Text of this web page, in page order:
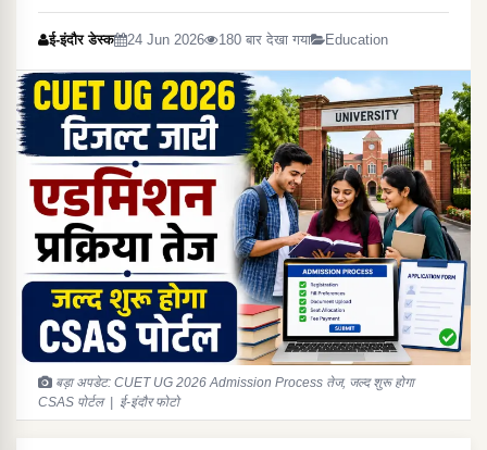
ई-इंदौर डेस्क 24 Jun 2026 180 बार देखा गया Education
बड़ा अपडेट: CUET UG 2026 Admission Process तेज, जल्द शुरू होगा
CSAS पोर्टल | ई-इंदौर फोटो